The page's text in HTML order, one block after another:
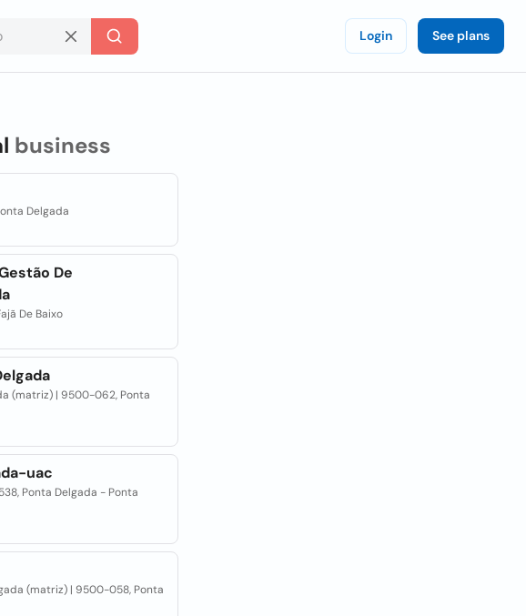
Login See plans
business
Delgada
De
De Baixo
(matriz) | 9500-062, Ponta
uac
Ponta Delgada - Ponta
(matriz) | 9500-058, Ponta